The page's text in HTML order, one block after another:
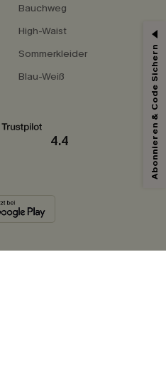
Bauchweg
High-Waist
Sommerkleider
Blau-Weiß
4.4 Abonnieren & Code Sichern